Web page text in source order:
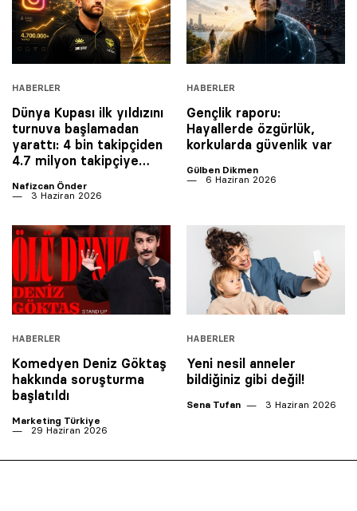
HABERLER
Dünya Kupası ilk yıldızını
turnuva başlamadan
yarattı: 4 bin takipçiden
4.7 milyon takipçiye…
Nafizcan Önder
3 Haziran 2026
HABERLER
Gençlik raporu:
Hayallerde özgürlük,
korkularda güvenlik var
Gülben Dikmen
6 Haziran 2026
HABERLER
Komedyen Deniz Göktaş
hakkında soruşturma
başlatıldı
Marketing Türkiye
29 Haziran 2026
HABERLER
Yeni nesil anneler
bildiğiniz gibi değil!
Sena Tufan 3 Haziran 2026